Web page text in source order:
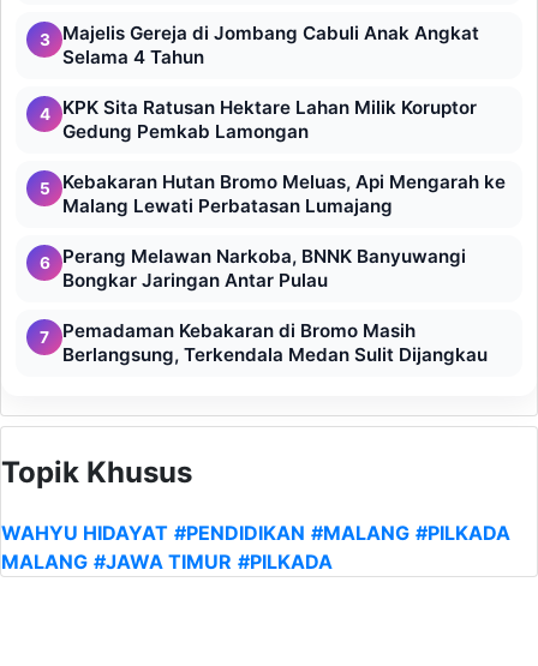
3
Majelis Gereja di Jombang Cabuli Anak Angkat
Selama 4 Tahun
4
KPK Sita Ratusan Hektare Lahan Milik Koruptor
Gedung Pemkab Lamongan
5
Kebakaran Hutan Bromo Meluas, Api Mengarah ke
Malang Lewati Perbatasan Lumajang
6
Perang Melawan Narkoba, BNNK Banyuwangi
Bongkar Jaringan Antar Pulau
7
Pemadaman Kebakaran di Bromo Masih
Berlangsung, Terkendala Medan Sulit Dijangkau
Topik Khusus
WAHYU HIDAYAT #PENDIDIKAN #MALANG #PILKADA
MALANG #JAWA TIMUR #PILKADA